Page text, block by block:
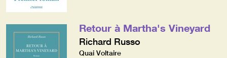
Retour à Martha's Vineyard
Richard Russo
Quai Voltaire